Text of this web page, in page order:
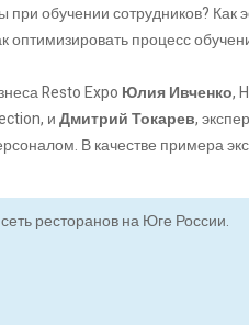
обучении сотрудников? Как
оптимизировать процесс
Resto Expo Юлия Ивченко,
иДмитрий Токарев,
В качестве примера
ресторанов на Юге России.